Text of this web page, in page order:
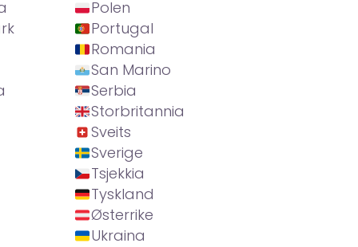
Polen
Portugal
Romania
San Marino
Serbia
Storbritannia
Sveits
Sverige
Tsjekkia
Tyskland
Østerrike
Ukraina